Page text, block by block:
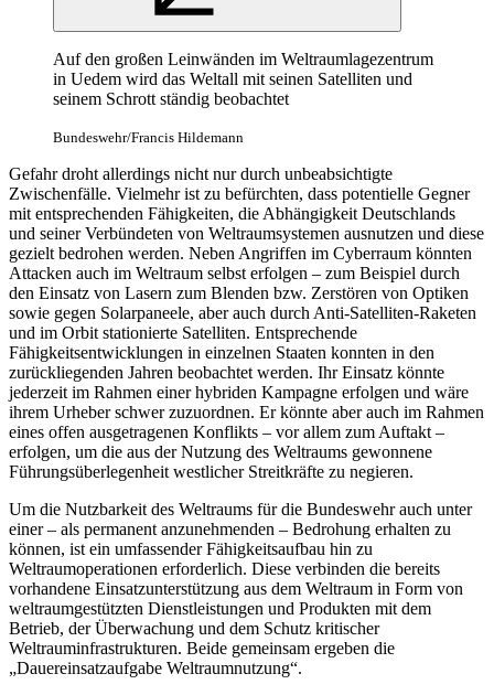
Auf den großen Leinwänden im Weltraumlagezentrum
in Uedem wird das Weltall mit seinen Satelliten und
seinem Schrott ständig beobachtet
Bundeswehr/Francis Hildemann
Gefahr droht allerdings nicht nur durch unbeabsichtigte
Zwischenfälle. Vielmehr ist zu befürchten, dass potentielle Gegner
mit entsprechenden Fähigkeiten, die Abhängigkeit Deutschlands
und seiner Verbündeten von Weltraumsystemen ausnutzen und diese
gezielt bedrohen werden. Neben Angriffen im Cyberraum könnten
Attacken auch im Weltraum selbst erfolgen – zum Beispiel durch
den Einsatz von Lasern zum Blenden bzw. Zerstören von Optiken
sowie gegen Solarpaneele, aber auch durch Anti-Satelliten-Raketen
und im Orbit stationierte Satelliten. Entsprechende
Fähigkeitsentwicklungen in einzelnen Staaten konnten in den
zurückliegenden Jahren beobachtet werden. Ihr Einsatz könnte
jederzeit im Rahmen einer hybriden Kampagne erfolgen und wäre
ihrem Urheber schwer zuzuordnen. Er könnte aber auch im Rahmen
eines offen ausgetragenen Konflikts – vor allem zum Auftakt –
erfolgen, um die aus der Nutzung des Weltraums gewonnene
Führungsüberlegenheit westlicher Streitkräfte zu negieren.
Um die Nutzbarkeit des Weltraums für die Bundeswehr auch unter
einer – als permanent anzunehmenden – Bedrohung erhalten zu
können, ist ein umfassender Fähigkeitsaufbau hin zu
Weltraumoperationen erforderlich. Diese verbinden die bereits
vorhandene Einsatzunterstützung aus dem Weltraum in Form von
weltraumgestützten Dienstleistungen und Produkten mit dem
Betrieb, der Überwachung und dem Schutz kritischer
Weltrauminfrastrukturen. Beide gemeinsam ergeben die
„Dauereinsatzaufgabe Weltraumnutzung“.